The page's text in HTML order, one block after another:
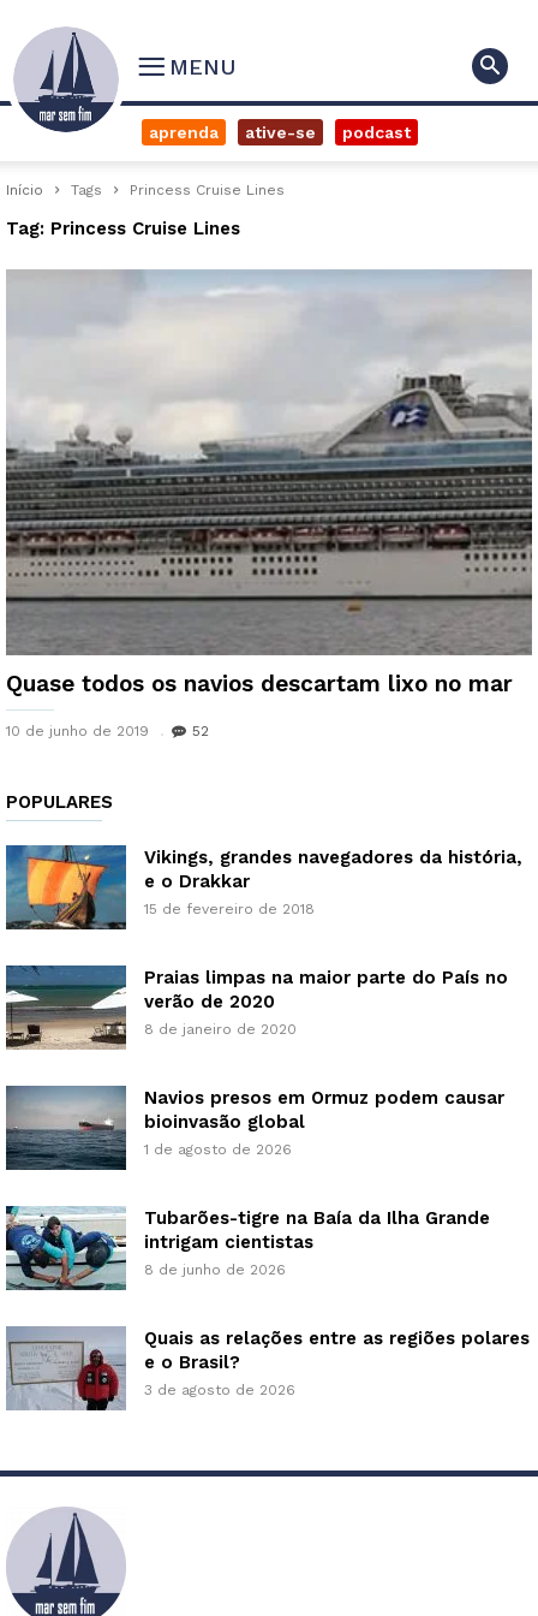
MENU
aprenda ative-se podcast
Início Tags Princess Cruise Lines
Tag: Princess Cruise Lines
Quase todos os navios descartam lixo no mar
10 de junho de 2019 52
POPULARES
Vikings, grandes navegadores da história,
e o Drakkar
15 de fevereiro de 2018
Praias limpas na maior parte do País no
verão de 2020
8 de janeiro de 2020
Navios presos em Ormuz podem causar
bioinvasão global
1 de agosto de 2026
Tubarões-tigre na Baía da Ilha Grande
intrigam cientistas
8 de junho de 2026
Quais as relações entre as regiões polares
e o Brasil?
3 de agosto de 2026